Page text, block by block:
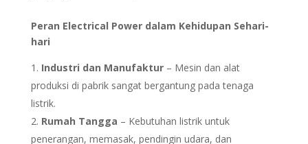
Peran Electrical Power dalam Kehidupan Sehari-
hari
Industri dan Manufaktur– Mesin dan alat
produksi di pabrik sangat bergantung pada tenaga
listrik.
Rumah Tangga – Kebutuhan listrik untuk
penerangan, memasak, pendingin udara, dan